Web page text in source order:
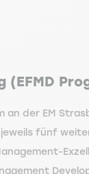
(EFMD
an der EM
fünf